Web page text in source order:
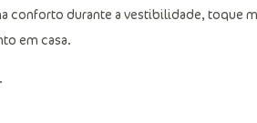
conforto durante a vestibilidade, toque
em casa.